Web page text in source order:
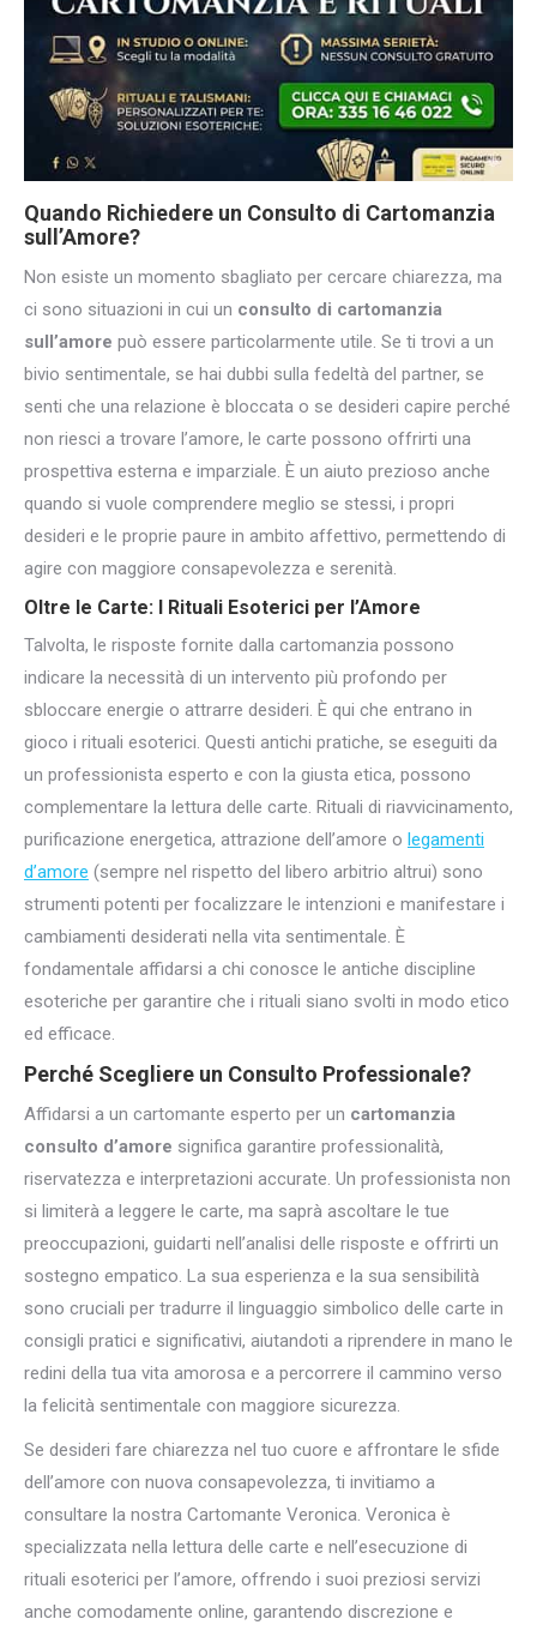
Quando Richiedere un Consulto di Cartomanzia
sull’Amore?
Non esiste un momento sbagliato per cercare chiarezza, ma
ci sono situazioni in cui un consulto di cartomanzia
sull’amore può essere particolarmente utile. Se ti trovi a un
bivio sentimentale, se hai dubbi sulla fedeltà del partner, se
senti che una relazione è bloccata o se desideri capire perché
non riesci a trovare l’amore, le carte possono offrirti una
prospettiva esterna e imparziale. È un aiuto prezioso anche
quando si vuole comprendere meglio se stessi, i propri
desideri e le proprie paure in ambito affettivo, permettendo di
agire con maggiore consapevolezza e serenità.
Oltre le Carte: I Rituali Esoterici per l’Amore
Talvolta, le risposte fornite dalla cartomanzia possono
indicare la necessità di un intervento più profondo per
sbloccare energie o attrarre desideri. È qui che entrano in
gioco i rituali esoterici. Questi antichi pratiche, se eseguiti da
un professionista esperto e con la giusta etica, possono
complementare la lettura delle carte. Rituali di riavvicinamento,
purificazione energetica, attrazione dell’amore o legamenti
d’amore (sempre nel rispetto del libero arbitrio altrui) sono
strumenti potenti per focalizzare le intenzioni e manifestare i
cambiamenti desiderati nella vita sentimentale. È
fondamentale affidarsi a chi conosce le antiche discipline
esoteriche per garantire che i rituali siano svolti in modo etico
ed efficace.
Perché Scegliere un Consulto Professionale?
Affidarsi a un cartomante esperto per un cartomanzia
consulto d’amore significa garantire professionalità,
riservatezza e interpretazioni accurate. Un professionista non
si limiterà a leggere le carte, ma saprà ascoltare le tue
preoccupazioni, guidarti nell’analisi delle risposte e offrirti un
sostegno empatico. La sua esperienza e la sua sensibilità
sono cruciali per tradurre il linguaggio simbolico delle carte in
consigli pratici e significativi, aiutandoti a riprendere in mano le
redini della tua vita amorosa e a percorrere il cammino verso
la felicità sentimentale con maggiore sicurezza.
Se desideri fare chiarezza nel tuo cuore e affrontare le sfide
dell’amore con nuova consapevolezza, ti invitiamo a
consultare la nostra Cartomante Veronica. Veronica è
specializzata nella lettura delle carte e nell’esecuzione di
rituali esoterici per l’amore, offrendo i suoi preziosi servizi
anche comodamente online, garantendo discrezione e